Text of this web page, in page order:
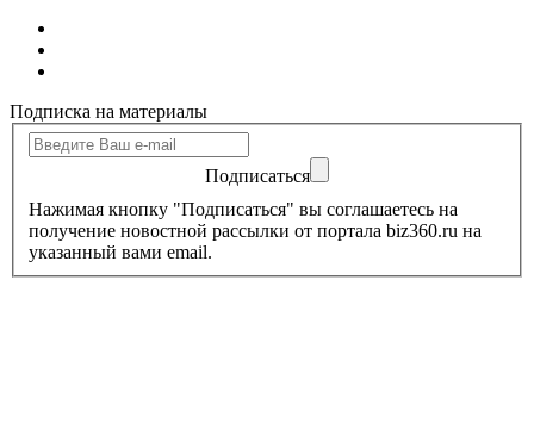
Подписка на материалы
Подписаться
Нажимая кнопку "Подписаться" вы соглашаетесь на
получение новостной рассылки от портала biz360.ru на
указанный вами email.